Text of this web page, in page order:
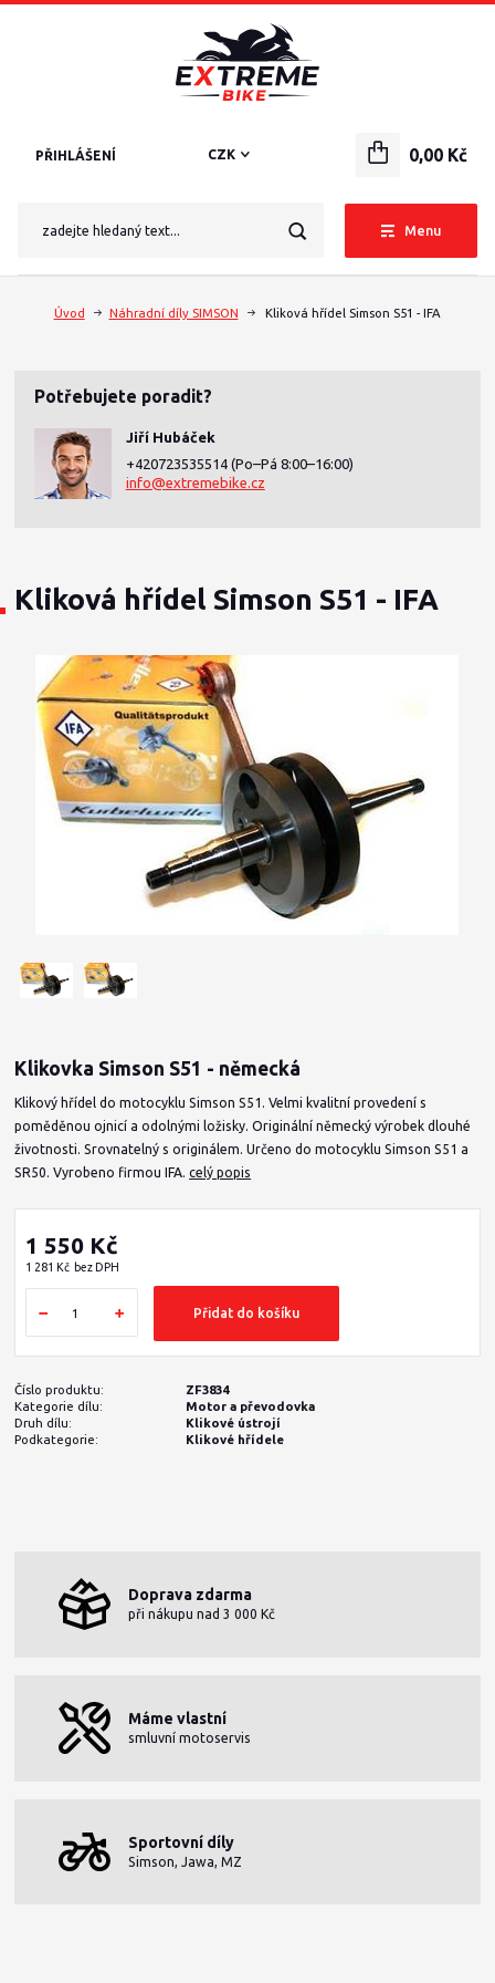
Menu
CZK
PŘIHLÁŠENÍ 0,00 Kč
Úvod Náhradní díly SIMSON Kliková hřídel Simson S51 - IFA
Potřebujete poradit?
Jiří Hubáček
+420723535514 (Po–Pá 8:00–16:00)
info@extremebike.cz
Kliková hřídel Simson S51 - IFA
Klikovka Simson S51 - německá
Klikový hřídel do motocyklu Simson S51. Velmi kvalitní provedení s
poměděnou ojnicí a odolnými ložisky. Originální německý výrobek dlouhé
životnosti. Srovnatelný s originálem. Určeno do motocyklu Simson S51 a
SR50. Vyrobeno firmou IFA.celý popis
1 550 Kč
1 281 Kč bez DPH
Přidat do košíku
Číslo produktu:
ZF3834
Kategorie dílu:
Motor a převodovka
Druh dílu:
Klikové ústrojí
Podkategorie:
Klikové hřídele
Doprava zdarma
při nákupu nad 3 000 Kč
Máme vlastní
smluvní motoservis
Sportovní díly
Simson, Jawa, MZ